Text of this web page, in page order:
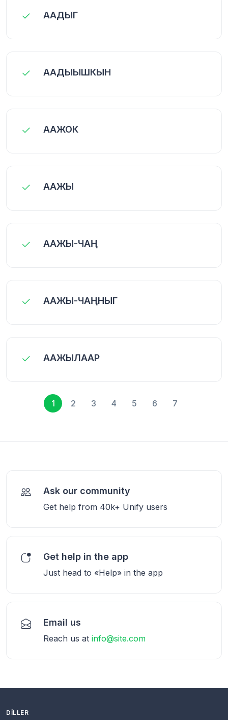
ААДЫГ
ААДЫЫШКЫН
ААЖОК
ААЖЫ
ААЖЫ-ЧАҢ
ААЖЫ-ЧАҢНЫГ
ААЖЫЛААР
1 2 3 4 5 6 7
Ask our community
Get help from 40k+ Unify users
Get help in the app
Just head to «Help» in the app
Email us
Reach us at info@site.com
DILLER